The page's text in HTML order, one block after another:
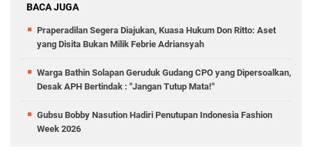
BACA JUGA
Praperadilan Segera Diajukan, Kuasa Hukum Don Ritto: Aset
yang Disita Bukan Milik Febrie Adriansyah
Warga Bathin Solapan Geruduk Gudang CPO yang Dipersoalkan,
Desak APH Bertindak : "Jangan Tutup Mata!"
Gubsu Bobby Nasution Hadiri Penutupan Indonesia Fashion
Week 2026